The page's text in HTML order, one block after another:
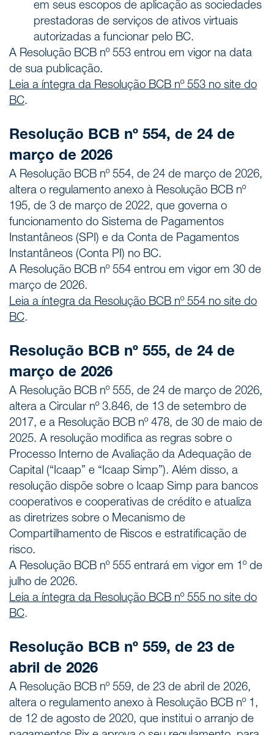
em seus escopos de aplicação as sociedades
prestadoras de serviços de ativos virtuais
autorizadas a funcionar pelo BC.
A Resolução BCB nº 553 entrou em vigor na data
de sua publicação.
Leia a íntegra da Resolução BCB nº 553 no site do
BC.
Resolução BCB nº 554, de 24 de
março de 2026
A Resolução BCB nº 554, de 24 de março de 2026,
altera o regulamento anexo à Resolução BCB nº
195, de 3 de março de 2022, que governa o
funcionamento do Sistema de Pagamentos
Instantâneos (SPI) e da Conta de Pagamentos
Instantâneos (Conta PI) no BC.
A Resolução BCB nº 554 entrou em vigor em 30 de
março de 2026.
Leia a íntegra da Resolução BCB nº 554 no site do
BC.
Resolução BCB nº 555, de 24 de
março de 2026
A Resolução BCB nº 555, de 24 de março de 2026,
altera a Circular nº 3.846, de 13 de setembro de
2017, e a Resolução BCB nº 478, de 30 de maio de
2025. A resolução modifica as regras sobre o
Processo Interno de Avaliação da Adequação de
Capital (“Icaap” e “Icaap Simp”). Além disso, a
resolução dispõe sobre o Icaap Simp para bancos
cooperativos e cooperativas de crédito e atualiza
as diretrizes sobre o Mecanismo de
Compartilhamento de Riscos e estratificação de
risco.
A Resolução BCB nº 555 entrará em vigor em 1º de
julho de 2026.
Leia a íntegra da Resolução BCB nº 555 no site do
BC.
Resolução BCB nº 559, de 23 de
abril de 2026
A Resolução BCB nº 559, de 23 de abril de 2026,
altera o regulamento anexo à Resolução BCB nº 1,
de 12 de agosto de 2020, que institui o arranjo de